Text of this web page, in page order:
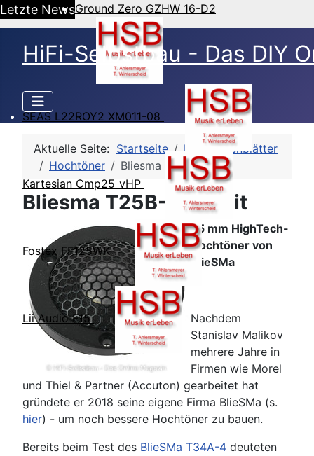
Letzte NewsGround Zero GZHW 16-D2
SEAS L22ROY2 XM011-08
Kartesian Cmp25_vHP
Fostex FF125WK
Lii Audio F15
HiFi-Selbstbau - Das DIY
Aktuelle Seite: Startseite
HSB-Datenblätter
Hochtöner
Bliesma T25B-6
Bliesma T25B-6 - Fazit
25 mm HighTech-
Hochtöner von
BlieSMa
Nachdem
Stanislav Malikov
mehrere Jahre in
Firmen wie Morel
und Thiel & Partner (Accuton) gearbeitet hat
gründete er 2018 seine eigene Firma BlieSMa (s.
hier) - um noch bessere Hochtöner zu bauen.
Bereits beim Test des BlieSMa T34A-4 deuteten